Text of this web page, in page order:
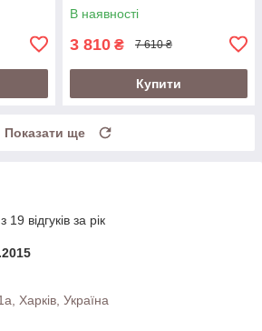
В наявності
3 810 ₴ 7 610 ₴
Купити
Показати ще
відгуків за рік
Харків, Україна